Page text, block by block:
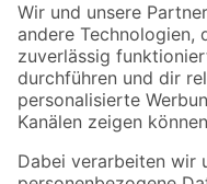
Der toom Newsletter: Keine
Zur Newsletter
Folge uns